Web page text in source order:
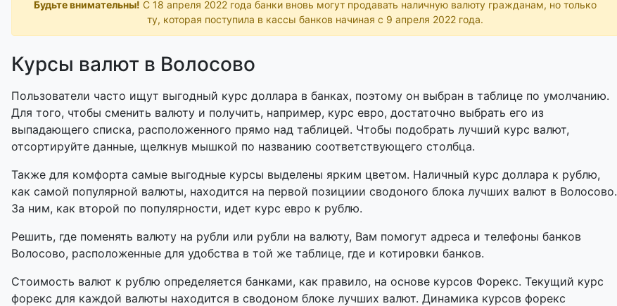
Будьте внимательны! С 18 апреля 2022 года банки вновь могут продавать наличную валюту гражданам, но только
ту, которая поступила в кассы банков начиная с 9 апреля 2022 года.
Курсы валют в Волосово
Пользователи часто ищут выгодный курс доллара в банках, поэтому он выбран в таблице по умолчанию.
Для того, чтобы сменить валюту и получить, например, курс евро, достаточно выбрать его из
выпадающего списка, расположенного прямо над таблицей. Чтобы подобрать лучший курс валют,
отсортируйте данные, щелкнув мышкой по названию соответствующего столбца.
Также для комфорта самые выгодные курсы выделены ярким цветом. Наличный курс доллара к рублю,
как самой популярной валюты, находится на первой позициии сводоного блока лучших валют в Волосово.
За ним, как второй по популярности, идет курс евро к рублю.
Решить, где поменять валюту на рубли или рубли на валюту, Вам помогут адреса и телефоны банков
Волосово, расположенные для удобства в той же таблице, где и котировки банков.
Стоимость валют к рублю определяется банками, как правило, на основе курсов Форекс. Текущий курс
форекс для каждой валюты находится в сводоном блоке лучших валют. Динамика курсов форекс